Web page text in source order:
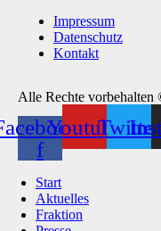
Impressum
Datenschutz
Kontakt
Alle Rechte
f
YoutubeTwitter
Start
Aktuelles
Fraktion